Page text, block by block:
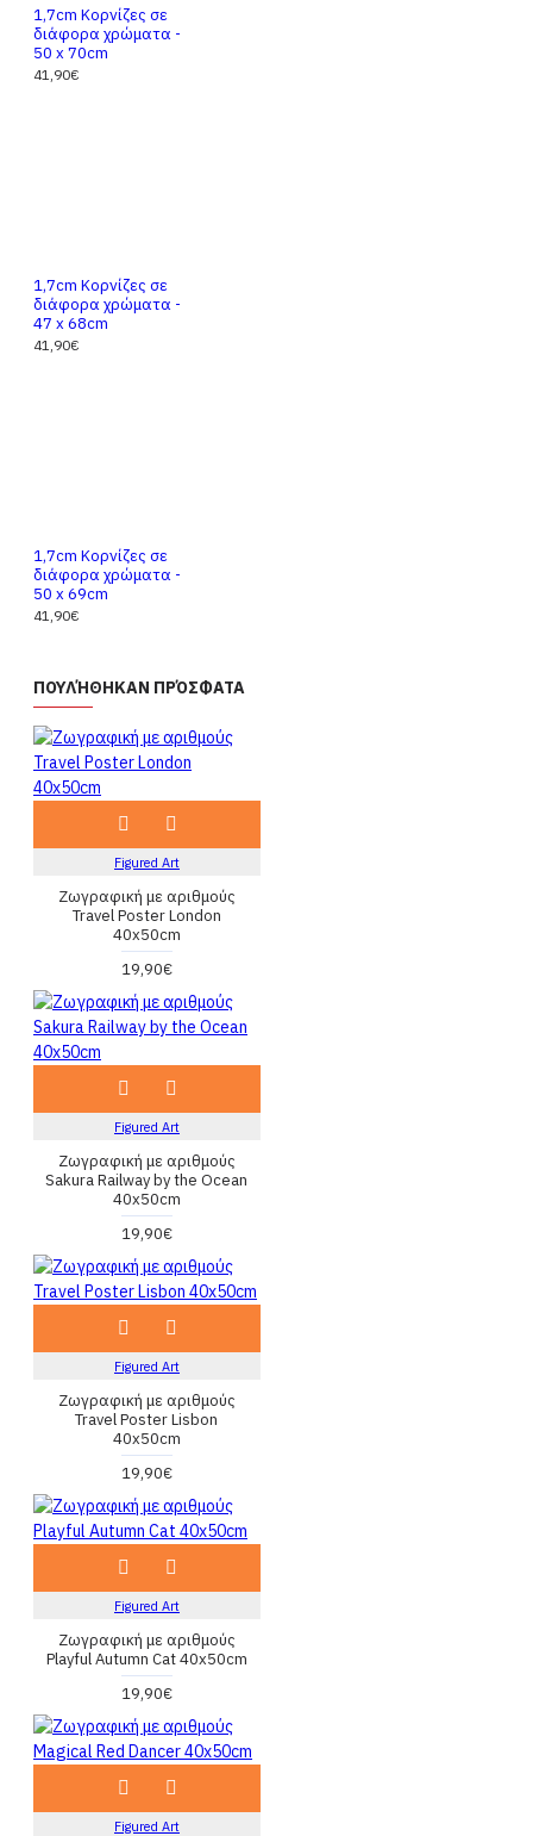
1,7cm Κορνίζες σε
διάφορα χρώματα -
50 x 70cm
41,90€
1,7cm Κορνίζες σε
διάφορα χρώματα -
47 x 68cm
41,90€
1,7cm Κορνίζες σε
διάφορα χρώματα -
50 x 69cm
41,90€
ΠΟΥΛΉΘΗΚΑΝ ΠΡΌΣΦΑΤΑ
Figured Art
Ζωγραφική με αριθμούς
Travel Poster London
40x50cm
19,90€
Figured Art
Ζωγραφική με αριθμούς
Sakura Railway by the Ocean
40x50cm
19,90€
Figured Art
Ζωγραφική με αριθμούς
Travel Poster Lisbon
40x50cm
19,90€
Figured Art
Ζωγραφική με αριθμούς
Playful Autumn Cat 40x50cm
19,90€
Figured Art